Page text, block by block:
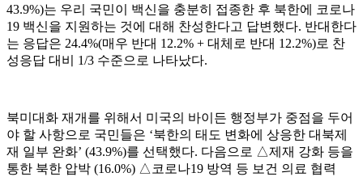
43.9%)는 우리 국민이 백신을 충분히 접종한 후 북한에 코로나
19 백신을 지원하는 것에 대해 찬성한다고 답변했다. 반대한다
는 응답은 24.4%(매우 반대 12.2% + 대체로 반대 12.2%)로 찬
성응답 대비 1/3 수준으로 나타났다.
북미대화 재개를 위해서 미국의 바이든 행정부가 중점을 두어
야 할 사항으로 국민들은 ‘북한의 태도 변화에 상응한 대북제
재 일부 완화’ (43.9%)를 선택했다. 다음으로 △제재 강화 등을
통한 북한 압박 (16.0%) △ 코로나19 방역 등 보건 의료 협력